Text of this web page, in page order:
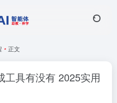
• 正文
工具有没有 2025实用